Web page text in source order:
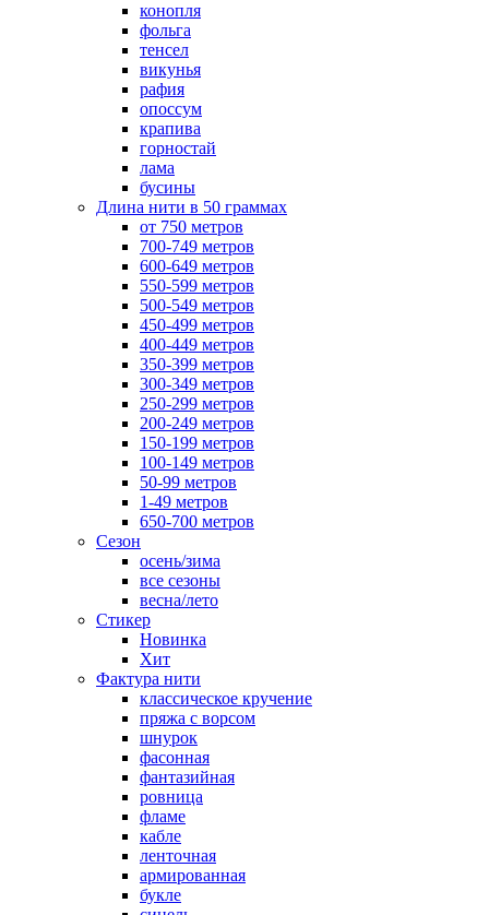
конопля
фольга
тенсел
викунья
рафия
опоссум
крапива
горностай
лама
бусины
Длина нити в 50 граммах
от 750 метров
700-749 метров
600-649 метров
550-599 метров
500-549 метров
450-499 метров
400-449 метров
350-399 метров
300-349 метров
250-299 метров
200-249 метров
150-199 метров
100-149 метров
50-99 метров
1-49 метров
650-700 метров
Сезон
осень/зима
все сезоны
весна/лето
Стикер
Новинка
Хит
Фактура нити
классическое кручение
пряжа с ворсом
шнурок
фасонная
фантазийная
ровница
фламе
кабле
ленточная
армированная
букле